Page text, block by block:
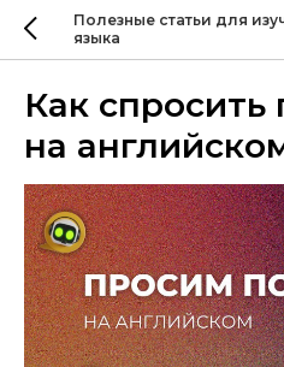
Полезные статьи для
языка
Как спросить
на